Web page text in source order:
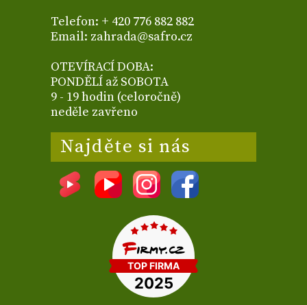
Telefon: + 420 776 882 882
Email: zahrada@safro.cz
OTEVÍRACÍ DOBA:
PONDĚLÍ až SOBOTA
9 - 19 hodin (celoročně)
neděle zavřeno
Najděte si nás